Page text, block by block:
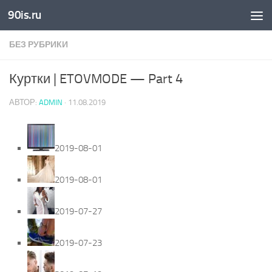
Skip to content
90is.ru
БЕЗ РУБРИКИ
Куртки | ETOVMODE — Part 4
АВТОР: ADMIN · 11.08.2019
2019-08-01
2019-08-01
2019-07-27
2019-07-23